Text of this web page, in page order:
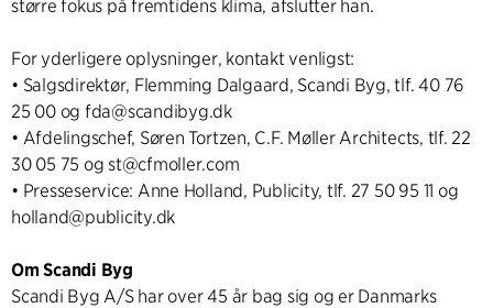
større fokus på fremtidens klima, afslutter han.
For yderligere oplysninger, kontakt venligst:
• Salgsdirektør, Flemming Dalgaard, Scandi Byg, tlf. 40 76
25 00 og fda@scandibyg.dk
• Afdelingschef, Søren Tortzen, C.F. Møller Architects, tlf. 22
30 05 75 og st@cfmoller.com
• Presseservice: Anne Holland, Publicity, tlf. 27 50 95 11 og
holland@publicity.dk
Om Scandi Byg
Scandi Byg A/S har over 45 år bag sig og er Danmarks